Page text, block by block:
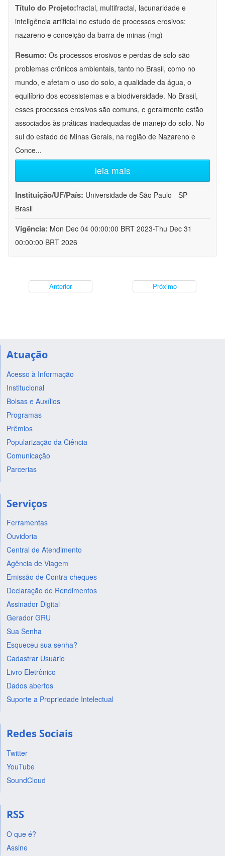
Título do Projeto:fractal, multifractal, lacunaridade e
inteligência artificial no estudo de processos erosivos:
nazareno e conceição da barra de minas (mg)
Resumo: Os processos erosivos e perdas de solo são
problemas crônicos ambientais, tanto no Brasil, como no
mundo, e afetam o uso do solo, a qualidade da água, o
equilíbrio dos ecossistemas e a biodiversidade. No Brasil,
esses processos erosivos são comuns, e geralmente estão
associados às práticas inadequadas de manejo do solo. No
sul do estado de Minas Gerais, na região de Nazareno e
Conce...
leia mais
Instituição/UF/País: Universidade de São Paulo - SP -
Brasil
Vigência: Mon Dec 04 00:00:00 BRT 2023-Thu Dec 31
00:00:00 BRT 2026
Anterior Próximo
Atuação
Acesso à Informação
Institucional
Bolsas e Auxílios
Programas
Prêmios
Popularização da Ciência
Comunicação
Parcerias
Serviços
Ferramentas
Ouvidoria
Central de Atendimento
Agência de Viagem
Emissão de Contra-cheques
Declaração de Rendimentos
Assinador Digital
Gerador GRU
Sua Senha
Esqueceu sua senha?
Cadastrar Usuário
Livro Eletrônico
Dados abertos
Suporte a Propriedade Intelectual
Redes Sociais
Twitter
YouTube
SoundCloud
RSS
O que é?
Assine